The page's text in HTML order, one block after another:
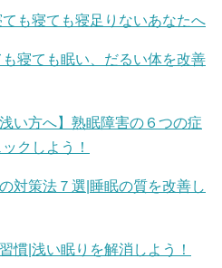
も寝ても寝足りないあなたへ
寝ても眠い、だるい体を改善
い方へ】熟眠障害の６つの症
クしよう！
対策法７選|睡眠の質を改善し
慣|浅い眠りを解消しよう！